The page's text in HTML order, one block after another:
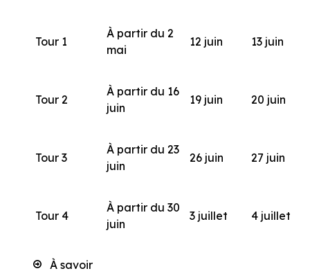
Tour 1
À partir du 2
mai
12 juin 13 juin
Tour 2
À partir du 16
juin
19 juin 20 juin
Tour 3
À partir du 23
juin
26 juin 27 juin
Tour 4
À partir du 30
juin
3 juillet 4 juillet
À savoir